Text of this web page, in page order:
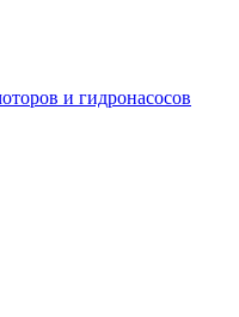
и гидронасосов